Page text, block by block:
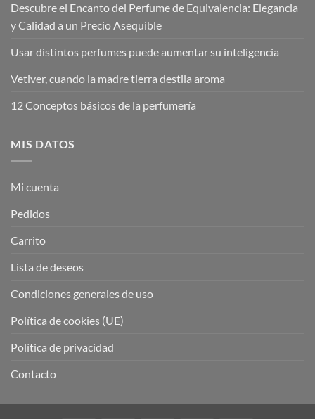
Descubre el Encanto del Perfume de Equivalencia: Elegancia
y Calidad a un Precio Asequible
Usar distintos perfumes puede aumentar su inteligencia
Vetiver, cuando la madre tierra destila aroma
12 Conceptos básicos de la perfumería
MIS DATOS
Mi cuenta
Pedidos
Carrito
Lista de deseos
Condiciones generales de uso
Política de cookies (UE)
Política de privacidad
Contacto